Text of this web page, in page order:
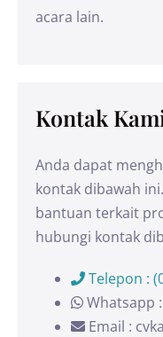
acara lain.
Kontak
Anda dapat
kontak dibawah
bantuan terkait
hubungi kontak
Telepon :
Whatsapp
Email :